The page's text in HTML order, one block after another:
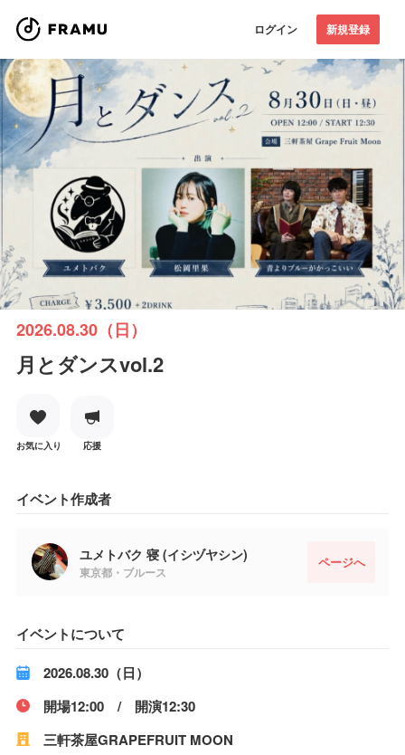
ログイン 新規登録
2026.08.30（日）
月とダンスvol.2
お気に入り 応援
イベント作成者
ユメトバク 寝 (イシヅヤシン)
東京都・ブルース
ページへ
イベントについて
2026.08.30（日）
開場12:00 / 開演12:30
三軒茶屋GRAPEFRUIT MOON